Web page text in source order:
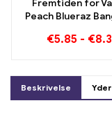
Fremtiden for
Peach Blueraz
€5.85 - €
Beskrivelse